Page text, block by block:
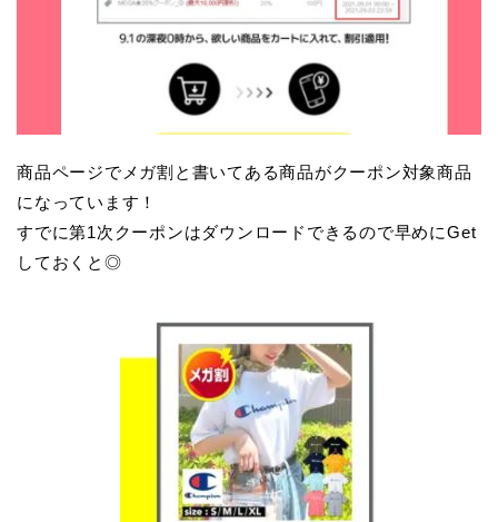
商品ページでメガ割と書いてある商品がクーポン対象商品
になっています！
すでに第1次クーポンはダウンロードできるので早めにGet
しておくと◎